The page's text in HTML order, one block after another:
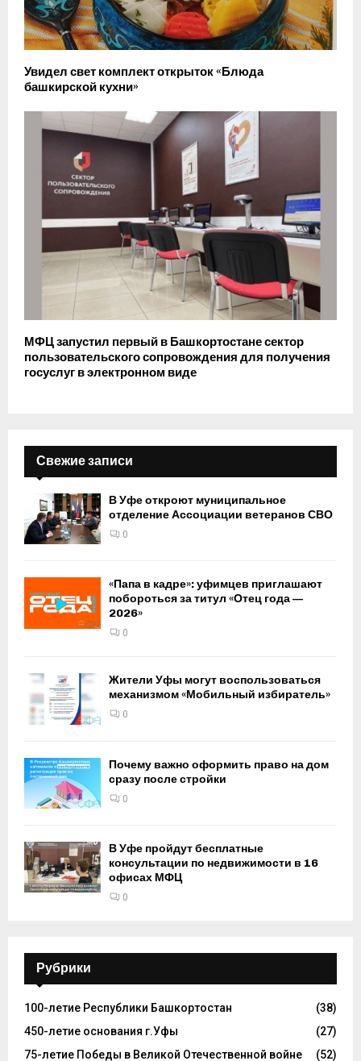
Увидел свет комплект открыток «Блюда
башкирской кухни»
МФЦ запустил первый в Башкортостане сектор
пользовательского сопровождения для получения
госуслуг в электронном виде
Свежие записи
В Уфе откроют муниципальное
отделение Ассоциации ветеранов СВО
0
«Папа в кадре»: уфимцев приглашают
побороться за титул «Отец года —
2026»
0
Жители Уфы могут воспользоваться
механизмом «Мобильный избиратель»
0
Почему важно оформить право на дом
сразу после стройки
0
В Уфе пройдут бесплатные
консультации по недвижимости в 16
офисах МФЦ
0
Рубрики
100-летие Республики Башкортостан
(38)
450-летие основания г.Уфы
(27)
75-летие Победы в Великой Отечественной войне
(52)